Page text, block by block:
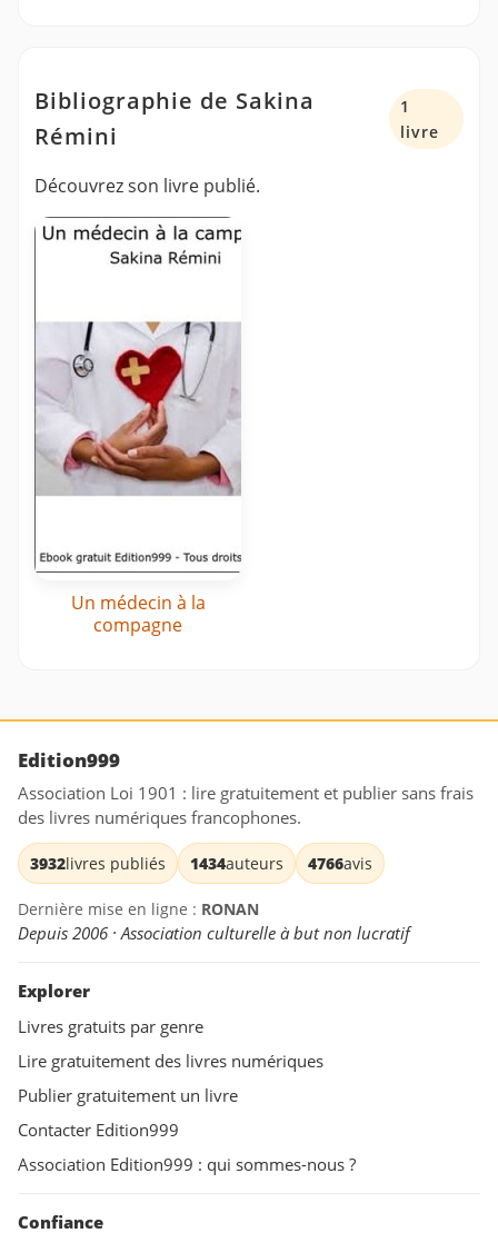
Bibliographie de Sakina
Rémini
1
livre
Découvrez son livre publié.
Un médecin à la
compagne
Edition999
Association Loi 1901 : lire gratuitement et publier sans frais
des livres numériques francophones.
3932livres publiés 1434auteurs 4766avis
Dernière mise en ligne : RONAN
Depuis 2006 · Association culturelle à but non lucratif
Explorer
Livres gratuits par genre
Lire gratuitement des livres numériques
Publier gratuitement un livre
Contacter Edition999
Association Edition999 : qui sommes-nous ?
Confiance